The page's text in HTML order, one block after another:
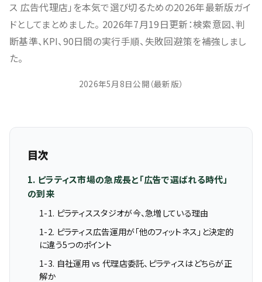
ス 広告代理店」を本気で選び切るための2026年最新版ガイ
ドとしてまとめました。 2026年7月19日更新：検索意図、判
断基準、KPI、90日間の実行手順、失敗回避策を補強しまし
た。
2026年5月8日公開（最新版）
目次
1. ピラティス市場の急成長と「広告で選ばれる時代」
の到来
1-1. ピラティススタジオが今、急増している理由
1-2. ピラティス広告運用が「他のフィットネス」と決定的
に違う5つのポイント
1-3. 自社運用 vs 代理店委託、ピラティスはどちらが正
解か